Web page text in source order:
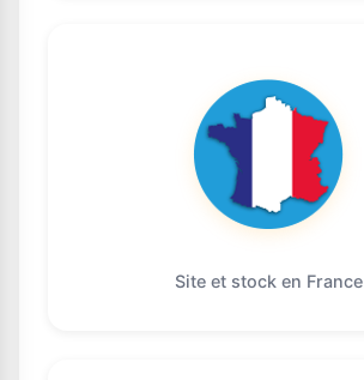
Site et stock en France